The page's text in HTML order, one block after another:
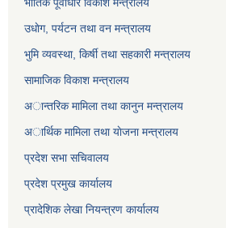
उधाेग, पर्यटन तथा वन मन्त्रालय
भुमि व्यवस्था, किर्षी तथा सहकारी मन्त्रालय
सामाजिक विकाश मन्त्रालय
अान्तरिक मामिला तथा कानुन मन्त्रालय
अार्थिक मामिला तथा याेजना मन्त्रालय
प्रदेश सभा सचिवालय
प्रदेश प्रमुख कार्यालय
प्रादेशिक लेखा नियन्त्रण कार्यालय